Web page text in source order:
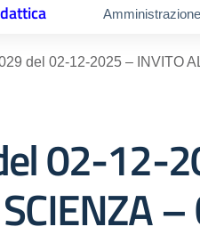
del 02-12-2025 – INVITO
02-12-